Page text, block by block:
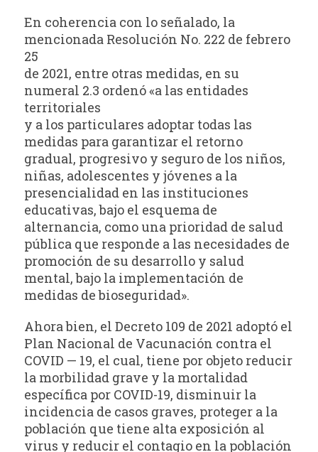
En coherencia con lo señalado, la
mencionada Resolución No. 222 de febrero
25
de 2021, entre otras medidas, en su
numeral 2.3 ordenó «a las entidades
territoriales
y a los particulares adoptar todas las
medidas para garantizar el retorno
gradual, progresivo y seguro de los niños,
niñas, adolescentes y jóvenes a la
presencialidad en las instituciones
educativas, bajo el esquema de
alternancia, como una prioridad de salud
pública que responde a las necesidades de
promoción de su desarrollo y salud
mental, bajo la implementación de
medidas de bioseguridad».
Ahora bien, el Decreto 109 de 2021 adoptó el
Plan Nacional de Vacunación contra el
COVID — 19, el cual, tiene por objeto reducir
la morbilidad grave y la mortalidad
específica por COVID-19, disminuir la
incidencia de casos graves, proteger a la
población que tiene alta exposición al
virus y reducir el contagio en la población